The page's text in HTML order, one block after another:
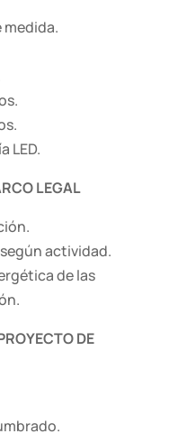
LED.
LEGAL
actividad.
de las
DE